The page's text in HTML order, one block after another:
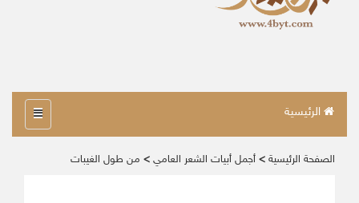
الرئيسية
الصفحة الرئيسية > أجمل أبيات الشعر العامي > من طول الغيبات